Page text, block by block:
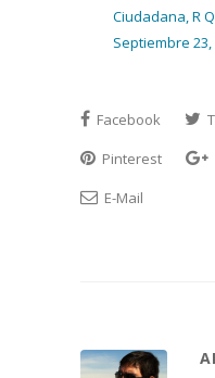
Ciudadana, R
Septiembre 23,
Facebook
Pinterest
E-Mail